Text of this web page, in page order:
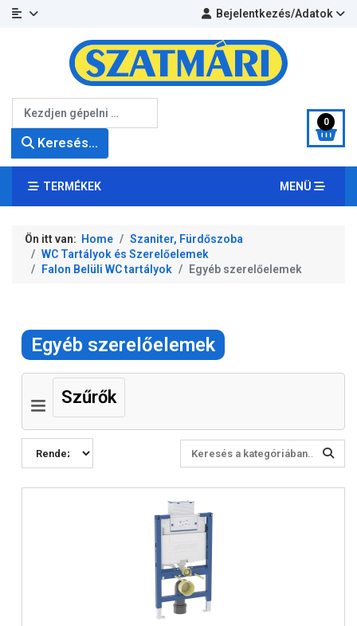
Bejelentkezés/Adatok
Keresés...
0
TERMÉKEK MENÜ
Ön itt van: Home
Szaniter, Fürdőszoba
WC Tartályok és Szerelőelemek
Falon Belüli WC tartályok
Egyéb szerelőelemek
Egyéb szerelőelemek
Szűrők